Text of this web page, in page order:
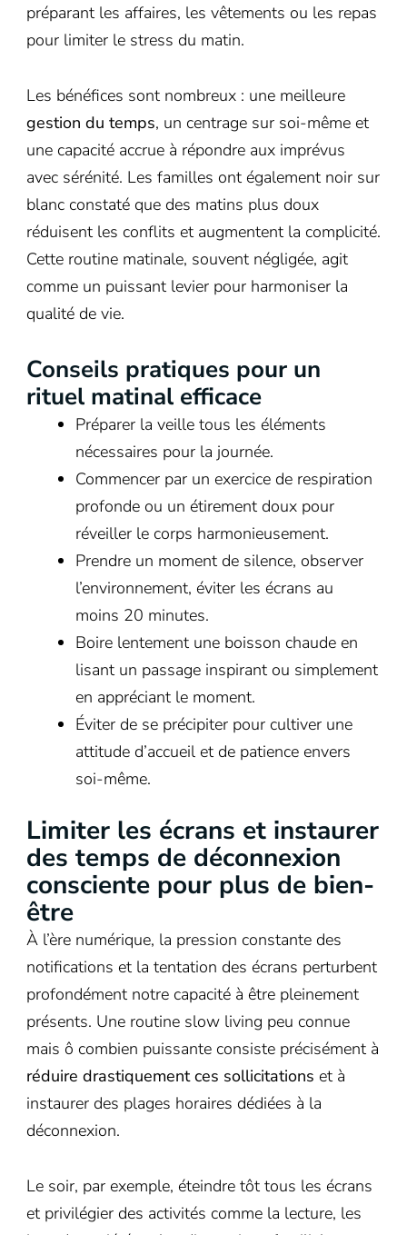
préparant les affaires, les vêtements ou les repas
pour limiter le stress du matin.
Les bénéfices sont nombreux : une meilleure
gestion du temps, un centrage sur soi-même et
une capacité accrue à répondre aux imprévus
avec sérénité. Les familles ont également noir sur
blanc constaté que des matins plus doux
réduisent les conflits et augmentent la complicité.
Cette routine matinale, souvent négligée, agit
comme un puissant levier pour harmoniser la
qualité de vie.
Conseils pratiques pour un
rituel matinal efficace
Préparer la veille tous les éléments
nécessaires pour la journée.
Commencer par un exercice de respiration
profonde ou un étirement doux pour
réveiller le corps harmonieusement.
Prendre un moment de silence, observer
l’environnement, éviter les écrans au
moins 20 minutes.
Boire lentement une boisson chaude en
lisant un passage inspirant ou simplement
en appréciant le moment.
Éviter de se précipiter pour cultiver une
attitude d’accueil et de patience envers
soi-même.
Limiter les écrans et instaurer
des temps de déconnexion
consciente pour plus de bien-
être
À l’ère numérique, la pression constante des
notifications et la tentation des écrans perturbent
profondément notre capacité à être pleinement
présents. Une routine slow living peu connue
mais ô combien puissante consiste précisément à
réduire drastiquement ces sollicitations et à
instaurer des plages horaires dédiées à la
déconnexion.
Le soir, par exemple, éteindre tôt tous les écrans
et privilégier des activités comme la lecture, les